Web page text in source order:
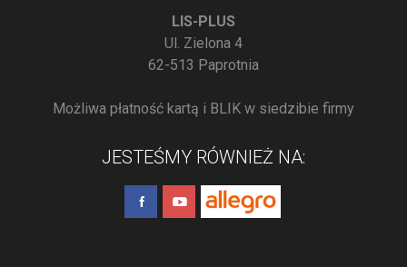
LIS-PLUS
Ul. Zielona 4
62-513 Paprotnia
Możliwa płatność kartą i BLIK w siedzibie firmy
JESTEŚMY RÓWNIEŻ NA: